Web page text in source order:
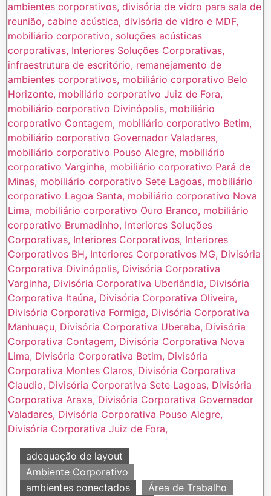
adequação de layout
Ambiente Corporativo
ambientes conectados
Área de Trabalho